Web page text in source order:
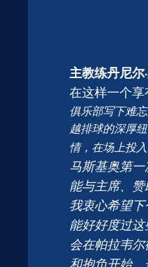
主教练丹尼尔
在这样一个
俱乐部写下难
越排球的深厚
情，在场上投
马斯基奥第
能与主席、
我衷心希望
能好好度过
会在帕拉韦